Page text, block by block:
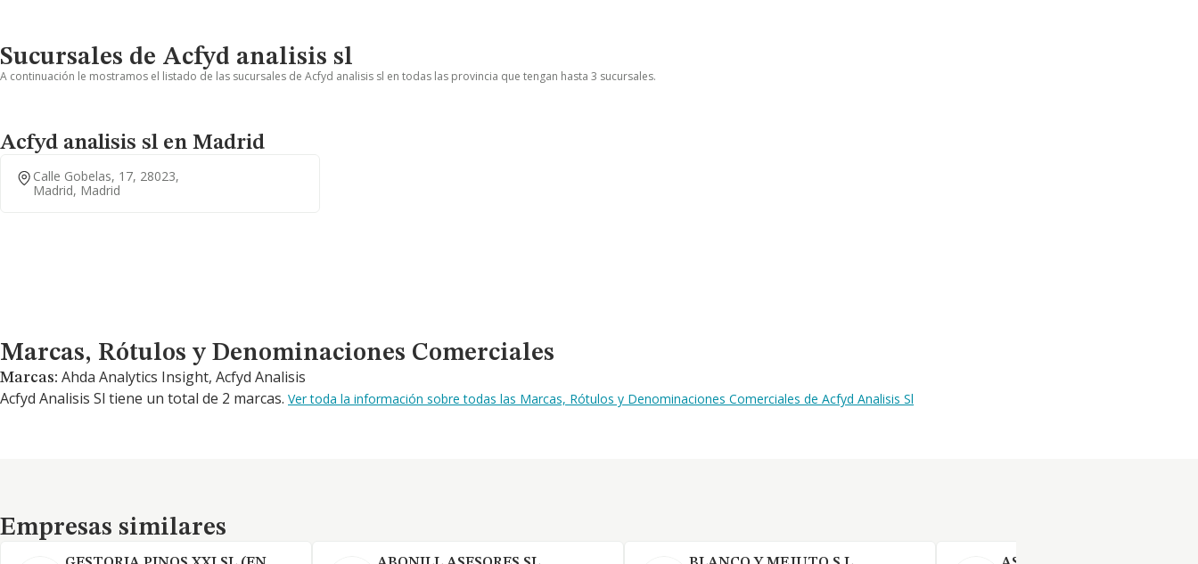
Sucursales de Acfyd analisis sl
A continuación le mostramos el listado de las sucursales de Acfyd analisis sl en todas las provincia que tengan hasta 3 sucursales.
Acfyd analisis sl en Madrid
Calle Gobelas, 17, 28023,
Madrid, Madrid
Marcas, Rótulos y Denominaciones Comerciales
Marcas, Rótulos y Denominaciones Comerciales
Marcas: Ahda Analytics Insight, Acfyd Analisis
Acfyd Analisis Sl tiene un total de 2 marcas. Ver toda la información sobre todas las Marcas, Rótulos y Denominaciones Comerciales de Acfyd Analisis Sl
Empresas similares
Empresas similares